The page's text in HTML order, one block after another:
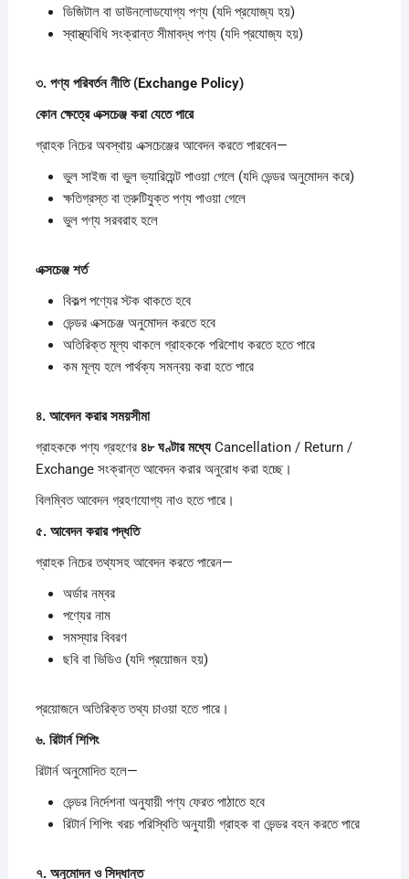
ডিজিটাল বা ডাউনলোডযোগ্য পণ্য (যদি প্রযোজ্য হয়)
স্বাস্থ্যবিধি সংক্রান্ত সীমাবদ্ধ পণ্য (যদি প্রযোজ্য হয়)
৩. পণ্যপরিবর্তননীতি (Exchange Policy)
কোনক্ষেত্রেএক্সচেঞ্জ করাযেতেপারে
গ্রাহক নিচের অবস্থায় এক্সচেঞ্জের আবেদন করতে পারবেন—
ভুল সাইজ বা ভুল ভ্যারিয়েন্ট পাওয়া গেলে (যদি ভেন্ডর অনুমোদন করে)
ক্ষতিগ্রস্ত বা ত্রুটিযুক্ত পণ্য পাওয়া গেলে
ভুল পণ্য সরবরাহ হলে
এক্সচেঞ্জ শর্ত
বিকল্প পণ্যের স্টক থাকতে হবে
ভেন্ডর এক্সচেঞ্জ অনুমোদন করতে হবে
অতিরিক্ত মূল্য থাকলে গ্রাহককে পরিশোধ করতে হতে পারে
কম মূল্য হলে পার্থক্য সমন্বয় করা হতে পারে
৪. আবেদনকরারসময়সীমা
গ্রাহককে পণ্য গ্রহণের ৪৮ঘণ্টারমধ্যেCancellation / Return /
Exchange সংক্রান্ত আবেদন করার অনুরোধ করা হচ্ছে।
বিলম্বিত আবেদন গ্রহণযোগ্য নাও হতে পারে।
৫. আবেদনকরারপদ্ধতি
গ্রাহক নিচের তথ্যসহ আবেদন করতে পারেন—
অর্ডার নম্বর
পণ্যের নাম
সমস্যার বিবরণ
ছবি বা ভিডিও (যদি প্রয়োজন হয়)
প্রয়োজনে অতিরিক্ত তথ্য চাওয়া হতে পারে।
৬. রিটার্নশিপিং
রিটার্ন অনুমোদিত হলে—
ভেন্ডর নির্দেশনা অনুযায়ী পণ্য ফেরত পাঠাতে হবে
রিটার্ন শিপিং খরচ পরিস্থিতি অনুযায়ী গ্রাহক বা ভেন্ডর বহন করতে পারে
৭. অনুমোদনওসিদ্ধান্ত